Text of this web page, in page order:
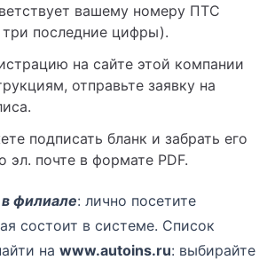
вашему номеру ПТС
последние цифры).
на сайте этой компании
отправьте заявку на
подписать бланк и забрать его
эл. почте в формате PDF.
филиале: лично посетите
состоит в системе. Список
на www.autoins.ru: выбирайте